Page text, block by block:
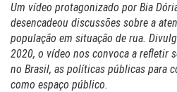
Um vídeo protagonizado por Bia
desencadeou discussões sobre a
população em situação de rua.
2020, o vídeo nos convoca a refletir
no Brasil, as políticas públicas para
como espaço público.